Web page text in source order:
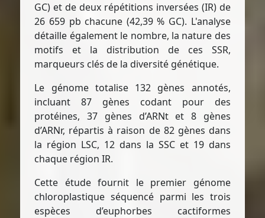
GC) et de deux répétitions inversées (IR) de
26 659 pb chacune (42,39 % GC). L'analyse
détaille également le nombre, la nature des
motifs et la distribution de ces SSR,
marqueurs clés de la diversité génétique.
Le génome totalise 132 gènes annotés,
incluant 87 gènes codant pour des
protéines, 37 gènes d’ARNt et 8 gènes
d’ARNr, répartis à raison de 82 gènes dans
la région LSC, 12 dans la SSC et 19 dans
chaque région IR.
Cette étude fournit le premier génome
chloroplastique séquencé parmi les trois
espèces d’euphorbes cactiformes